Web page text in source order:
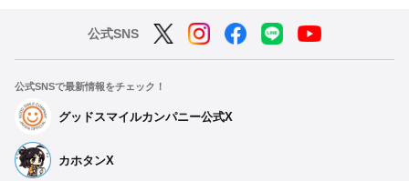
公式SNS
公式SNSで最新情報をチェック！
グッドスマイルカンパニー公式X
カホタンX